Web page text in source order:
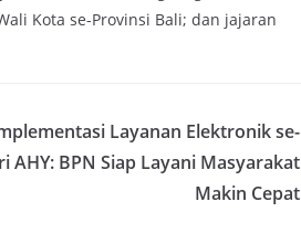
Kota se-Provinsi Bali; dan jajaran
Layanan Elektronik se-
AHY: BPN Siap Layani Masyarakat
Makin Cepat